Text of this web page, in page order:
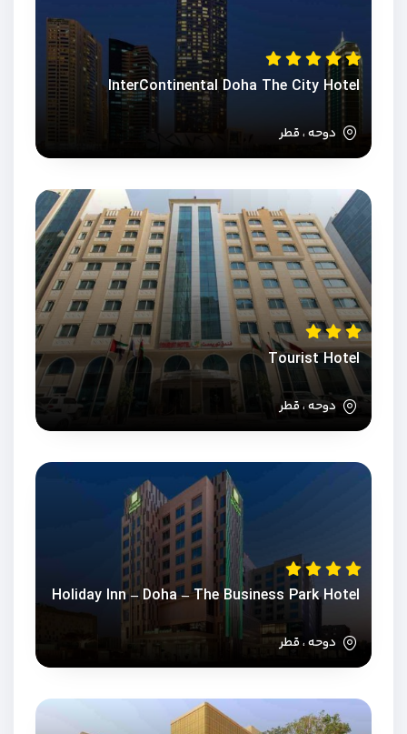
InterContinental Doha The City Hotel
دوحه ، قطر
Tourist Hotel
دوحه ، قطر
Holiday Inn – Doha – The Business Park Hotel
دوحه ، قطر